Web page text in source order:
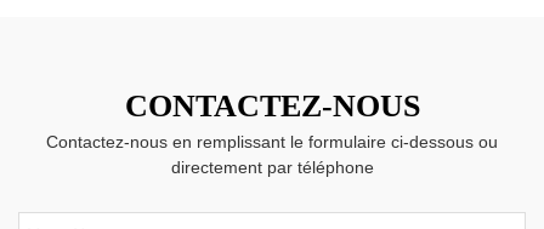
CONTACTEZ-NOUS
Contactez-nous en remplissant le formulaire ci-dessous ou
directement par téléphone